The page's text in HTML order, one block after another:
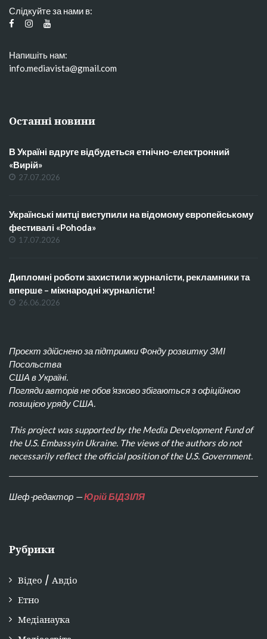
Слідкуйте за нами в:
Напишіть нам:
info.mediavista@gmail.com
Останні новини
В Україні вдруге відбудеться етнічно-електронний
«Вирій»
27.07.2026
Українські митці виступили на відомому європейському
фестивалі «Pohoda»
17.07.2026
Дипломні роботи захистили журналісти, рекламники та
вперше – міжнародні журналісти!
26.06.2026
Проєкт здійснено за підтримки Фонду розвитку ЗМІ
Посольства
США в Україні.
Погляди авторів не обов’язково збігаються з офіційною
позицією уряду США.
This project was supported by the Media Development Fund of
the U.S. Embassyin Ukraine. The views of the authors do not
necessarily reflect the official position of the U.S. Government.
Шеф-редактор —Юрій БІДЗІЛЯ
Рубрики
Відео / Авдіо
Етно
Медіанаука